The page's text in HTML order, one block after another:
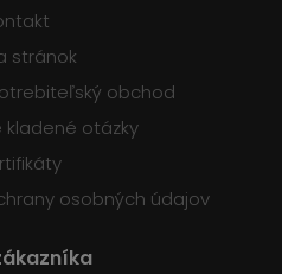
stránok
obchod
kladené otázky
osobných údajov